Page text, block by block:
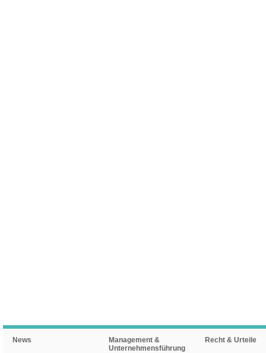
News
Management &
Unternehmensführung
Recht & Urteile